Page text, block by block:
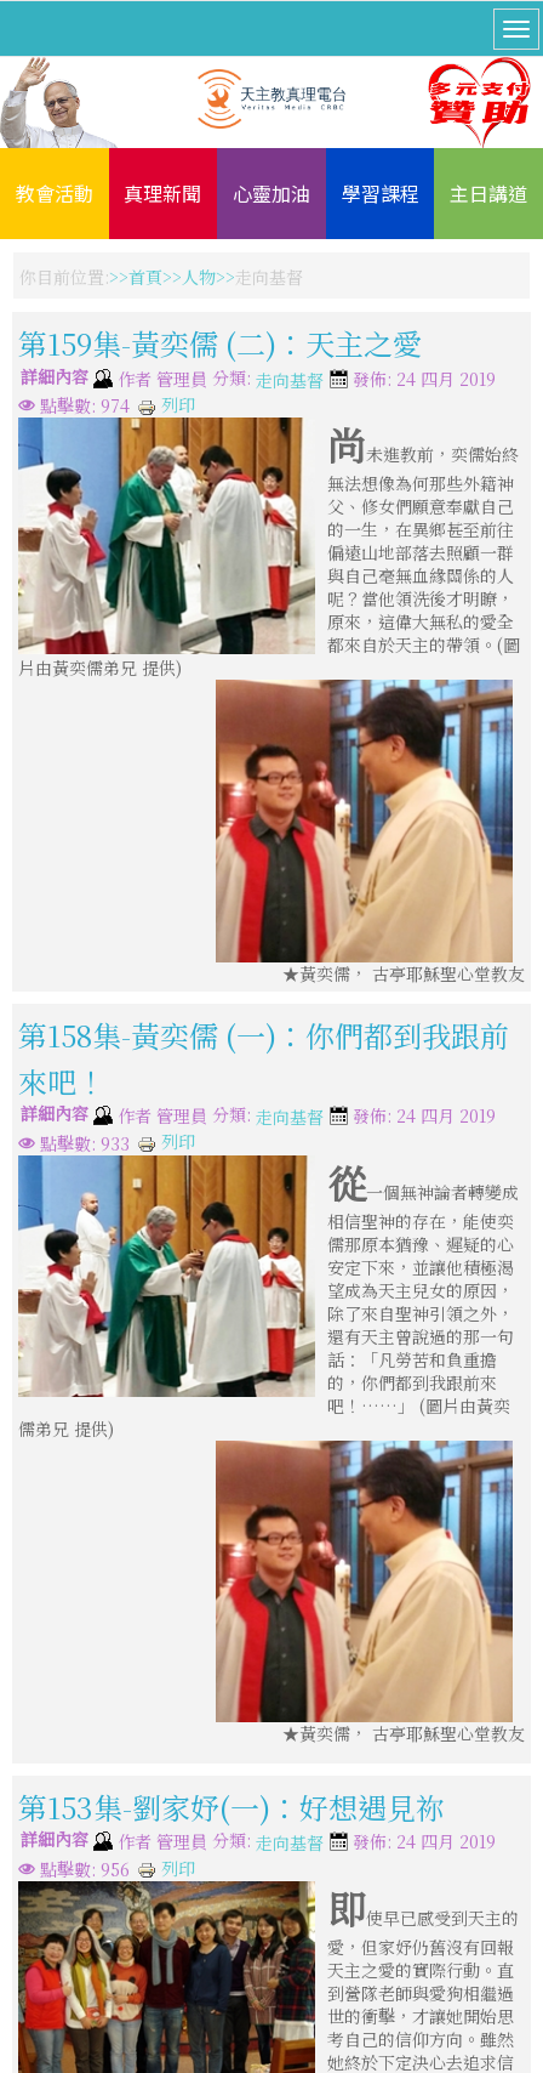
教會活動 真理新聞 心靈加油 學習課程 主日講道
你目前位置: 首頁 人物 走向基督
第159集-黃奕儒 (二)：天主之愛
詳細內容 作者 管理員 分類: 走向基督
發佈: 24 四月 2019
點擊數: 974
列印
尚未進教前，奕儒始終
無法想像為何那些外籍神
父、修女們願意奉獻自己
的一生，在異鄉甚至前往
偏遠山地部落去照顧一群
與自己毫無血緣關係的人
呢？當他領洗後才明瞭，
原來，這偉大無私的愛全
都來自於天主的帶領。(圖
片由黃奕儒弟兄 提供)
★黃奕儒， 古亭耶穌聖心堂教友
第158集-黃奕儒 (一)：你們都到我跟前
來吧！
詳細內容 作者 管理員 分類: 走向基督
發佈: 24 四月 2019
點擊數: 933
列印
從一個無神論者轉變成
相信聖神的存在，能使奕
儒那原本猶豫、遲疑的心
安定下來，並讓他積極渴
望成為天主兒女的原因，
除了來自聖神引領之外，
還有天主曾說過的那一句
話：「凡勞苦和負重擔
的，你們都到我跟前來
吧！……」 (圖片由黃奕
儒弟兄 提供)
★黃奕儒， 古亭耶穌聖心堂教友
第153集-劉家妤(一)：好想遇見祢
詳細內容 作者 管理員 分類: 走向基督
發佈: 24 四月 2019
點擊數: 956
列印
即使早已感受到天主的
愛，但家妤仍舊沒有回報
天主之愛的實際行動。直
到營隊老師與愛狗相繼過
世的衝擊，才讓她開始思
考自己的信仰方向。雖然
她終於下定決心去追求信